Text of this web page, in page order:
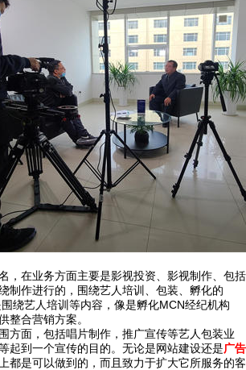
在业务方面主要是影视投资、影视制作、包括
制作进行的，围绕艺人培训、包装、孵化的
绕艺人培训等内容，像是孵化MCN经纪机构
整合营销方案。
面，包括唱片制作，推广宣传等艺人包装业
起到一个宣传的目的。无论是网站建设还是广告
都是可以做到的，而且致力于扩大它所服务的客